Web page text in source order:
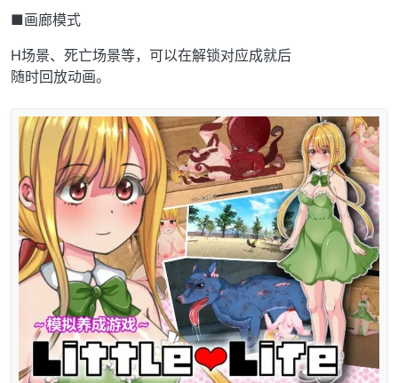
■画廊模式
H场景、死亡场景等，可以在解锁对应成就后
随时回放动画。